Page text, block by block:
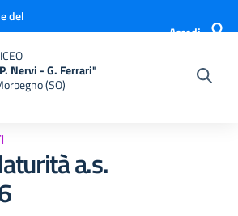
del
Accedi
Nervi - G. Ferrari"
(SO)
a.s.